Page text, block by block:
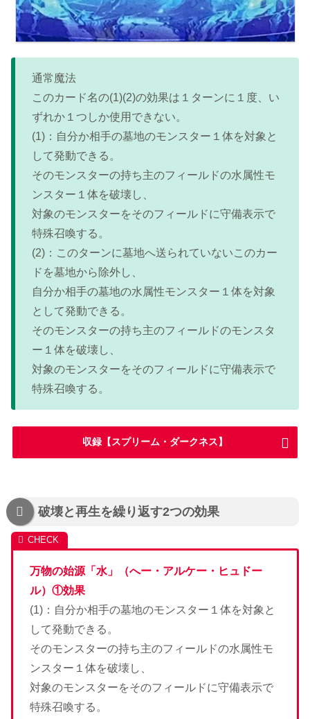
通常魔法
このカード名の(1)(2)の効果は１ターンに１度、い
ずれか１つしか使用できない。
(1)：自分か相手の墓地のモンスター１体を対象と
して発動できる。
そのモンスターの持ち主のフィールドの水属性モ
ンスター１体を破壊し、
対象のモンスターをそのフィールドに守備表示で
特殊召喚する。
(2)：このターンに墓地へ送られていないこのカー
ドを墓地から除外し、
自分か相手の墓地の水属性モンスター１体を対象
として発動できる。
そのモンスターの持ち主のフィールドのモンスタ
ー１体を破壊し、
対象のモンスターをそのフィールドに守備表示で
特殊召喚する。
収録【スプリーム・ダークネス】
破壊と再生を繰り返す2つの効果
万物の始源「水」（へー・アルケー・ヒュドー
ル）①効果
(1)：自分か相手の墓地のモンスター１体を対象と
して発動できる。
そのモンスターの持ち主のフィールドの水属性モ
ンスター１体を破壊し、
対象のモンスターをそのフィールドに守備表示で
特殊召喚する。